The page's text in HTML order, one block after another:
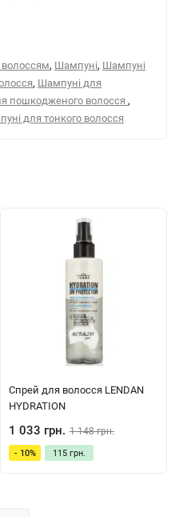
, Шампуні, Шампуні
, Шампуні для
пошкодженого волосся ,
для тонкого волосся
Спрей для волосся LENDAN
HYDRATION
1 033 грн. 1 148 грн.
- 10% 115 грн.